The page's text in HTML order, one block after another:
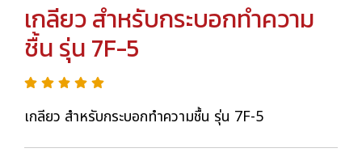
เกลียว สำหรับกระบอกทำความ
ชื้น รุ่น 7F-5
เกลียว สำหรับกระบอกทำความชื้น รุ่น 7F-5